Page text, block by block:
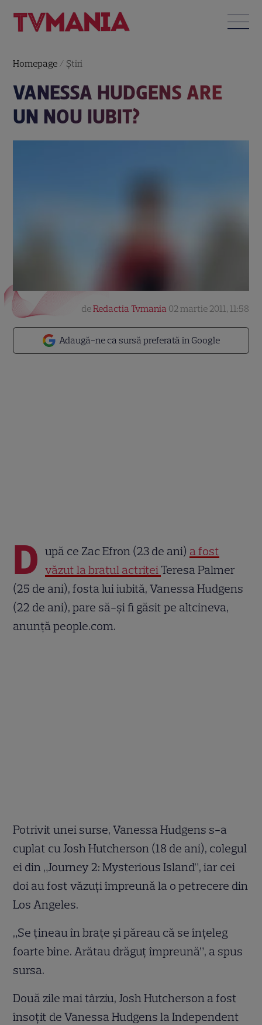
Homepage / Știri
VANESSA HUDGENS ARE
UN NOU IUBIT?
Adaugă-ne ca sursă preferată în Google
deRedactia Tvmania 02 martie 2011, 11:58
D upă ce Zac Efron (23 de ani) a fost
văzut la braţul actriţei Teresa Palmer
(25 de ani), fosta lui iubită, Vanessa Hudgens
(22 de ani), pare să-şi fi găsit pe altcineva,
anunţă people.com.
Potrivit unei surse, Vanessa Hudgens s-a
cuplat cu Josh Hutcherson (18 de ani), colegul
ei din „Journey 2: Mysterious Island”, iar cei
doi au fost văzuţi împreună la o petrecere din
Los Angeles.
„Se ţineau în braţe şi păreau că se înţeleg
foarte bine. Arătau drăguţ împreună”, a spus
sursa.
Două zile mai târziu, Josh Hutcherson a fost
însoţit de Vanessa Hudgens la Independent